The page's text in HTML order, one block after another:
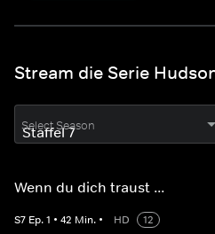
Stream die Serie
Select Season
Wenn du dich traust ...
S7 Ep.1 • 42 Min. • HD
12